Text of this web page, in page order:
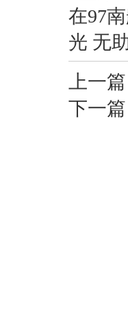
在97
光 无
上一篇
下一篇